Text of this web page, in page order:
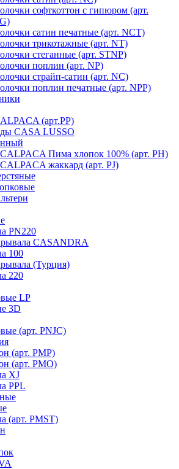
софткоттон с гипюром (арт.
сатин печатные (арт. NCT)
трикотажные (арт. NT)
стеганные (арт. STNP)
поплин (арт. NP)
страйп-сатин (арт. NC)
поплин печатные (арт. NPP)
(арт.PP)
CASA LUSSO
Пима хлопок 100% (арт. PH)
жаккард (арт. PJ)
PN220
CASANDRA
100
(Турция)
220
LP
3D
(арт. PNJC)
(арт. PMP)
(арт. PMO)
XJ
PPL
(арт. PMST)